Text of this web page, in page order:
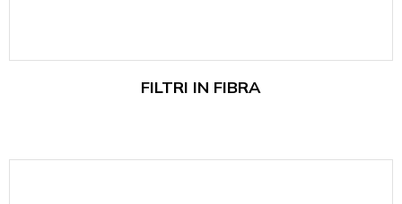
FILTRI IN FIBRA